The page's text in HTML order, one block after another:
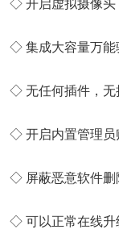
◇ 开启虚拟摄像头
◇ 集成大容量万能
◇ 无任何插件，无
◇ 开启内置管理员
◇ 屏蔽恶意软件删
◇ 可以正常在线升